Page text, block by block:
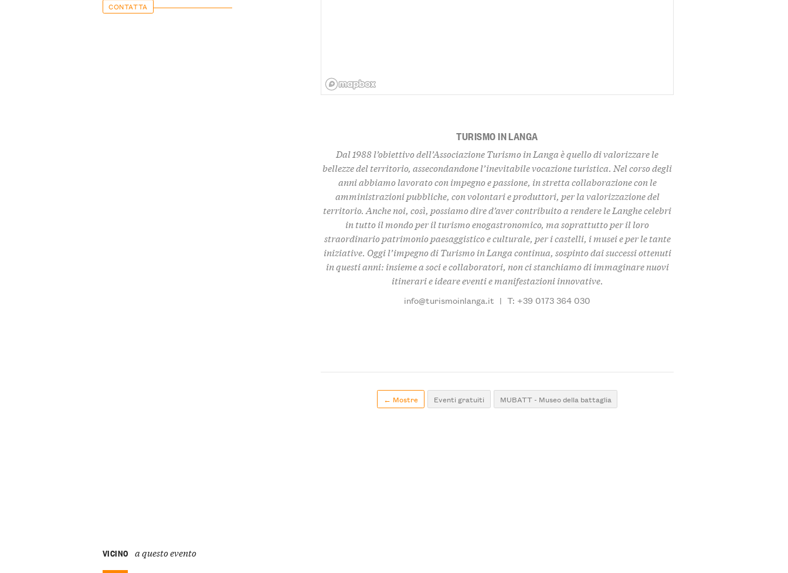
CONTATTA
TURISMO IN LANGA
Dal 1988 l’obiettivo dell’Associazione Turismo in Langa è quello divalorizzare le
bellezze del territorio, assecondandone l’inevitabile vocazione turistica. Nel corso degli
anni abbiamo lavorato con impegno e passione, in stretta collaborazione con le
amministrazioni pubbliche, con volontari e produttori, per la valorizzazione del
territorio. Anche noi, così, possiamo dire d’aver contribuito a rendere le Langhe celebri
in tutto il mondo per il turismo enogastronomico, ma soprattutto per il loro
straordinariopatrimonio paesaggistico e culturale, per i castelli, i museie per le tante
iniziative. Oggi l’impegno di Turismo in Langa continua, sospinto dai successi ottenuti
in questi anni: insieme a soci e collaboratori, non ci stanchiamo di immaginare nuovi
itinerari e ideare eventi e manifestazioni innovative.
info@turismoinlanga.it | T: +39 0173 364 030
← Mostre Eventi gratuiti MUBATT - Museo della battaglia
VICINO a questo evento